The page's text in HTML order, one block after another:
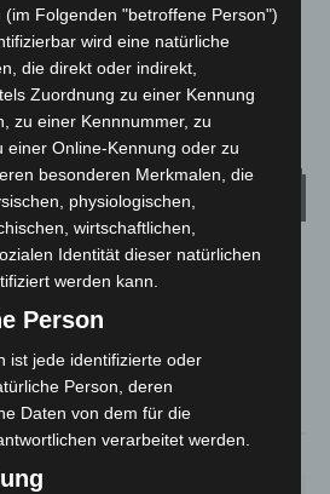
Wetter
25.1°
24.4
(im Folgenden "betroffene Person")
wird eine natürliche
die direkt oder indirekt,
Zuordnung zu einer Kennung
zu einer Kennnummer, zu
einer Online-Kennung oder zu
besonderen Merkmalen, die
physiologischen,
wirtschaftlichen,
Identität dieser natürlichen
werden kann.
Person
ist jede identifizierte oder
Person, deren
Daten von dem für die
verarbeitet werden.